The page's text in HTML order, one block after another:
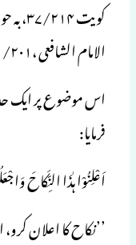
الامام الشافعی ،۱/۲۰۱، اِعلام الساجد باحکام المساجد ، ز رکشی، ص ۳۶۰، ۳۶۲، تحفۃ الراکع والساجد فی احکام المساجد ، ص ۲۰۸)
اس موضوع پر ایک
فرمایا:
اَعْلِنُوْا ہٰذَا النِّکَاحَ
’’نکاح کا اعلان